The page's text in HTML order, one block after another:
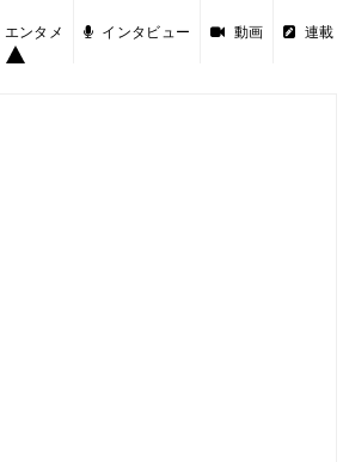
エンタメ インタビュー 動画 連載